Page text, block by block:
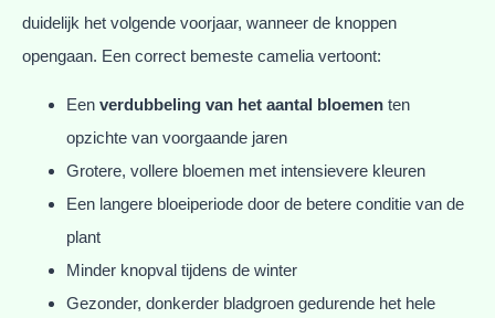
duidelijk het volgende voorjaar, wanneer de knoppen
opengaan. Een correct bemeste camelia vertoont:
Een verdubbeling van het aantal bloemen ten
opzichte van voorgaande jaren
Grotere, vollere bloemen met intensievere kleuren
Een langere bloeiperiode door de betere conditie van de
plant
Minder knopval tijdens de winter
Gezonder, donkerder bladgroen gedurende het hele